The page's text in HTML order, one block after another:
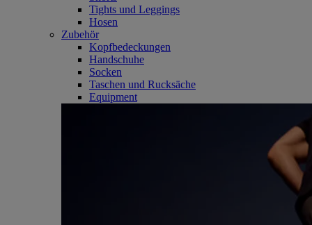
Tights und Leggings
Hosen
Zubehör
Kopfbedeckungen
Handschuhe
Socken
Taschen und Rucksäche
Equipment